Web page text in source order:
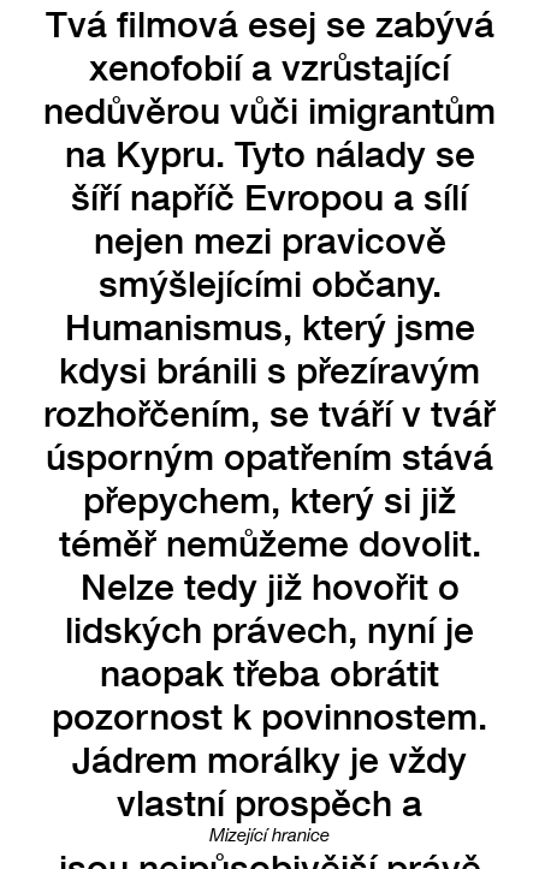
Tvá filmová esej se zabývá
xenofobií a vzrůstající
nedůvěrou vůči imigrantům
na Kypru. Tyto nálady se
šíří napříč Evropou a sílí
nejen mezi pravicově
smýšlejícími občany.
Humanismus, který jsme
kdysi bránili s přezíravým
rozhořčením, se tváří v tvář
úsporným opatřením stává
přepychem, který si již
téměř nemůžeme dovolit.
Nelze tedy již hovořit o
lidských právech, nyní je
naopak třeba obrátit
pozornost k povinnostem.
Jádrem morálky je vždy
vlastní prospěch a
Mizející hranice